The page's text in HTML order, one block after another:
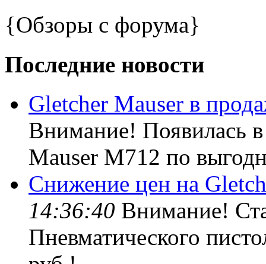
{Обзоры с форума}
Последние новости
Gletcher Mauser в
Внимание! Появилась
Mauser M712 по
Снижение цен на
14:36:40 Внимание!
Пневматического